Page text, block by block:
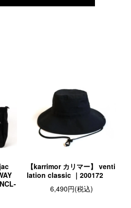
【karrimor カリマー】 venti
lation classic ｜200172
6,490円(税込)